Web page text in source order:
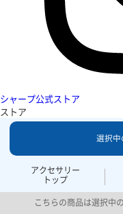
シャープ公式ストア
ストア
アクセサリー
トップ
選択中
こちらの商品は選択中